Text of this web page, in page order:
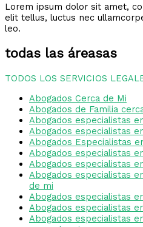
Lorem ipsum dolor sit amet,
elit tellus, luctus nec
leo.
todas las áreasas
TODOS LOS SERVICIOS
Abogados Cerca de Mi
Abogados de Familia
Abogados especialistas
Abogados especialistas
Abogados Especialistas
Abogados especialistas
Abogados especialistas
Abogados especialistas
de mi
Abogados especialistas
Abogados especialistas
Abogados especialistas